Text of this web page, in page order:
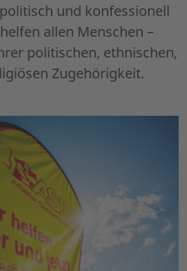
und konfessionell
allen Menschen –
politischen, ethnischen,
Zugehörigkeit.